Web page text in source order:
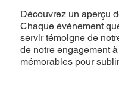
Découvrez un aperçu
Chaque événement
servir témoigne de
de notre engagement
mémorables pour